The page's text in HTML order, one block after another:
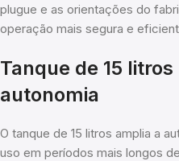
plugue e as orientações do
operação mais segura e
Tanque de 15
autonomia
O tanque de 15 litros amplia a
uso em períodos mais longos